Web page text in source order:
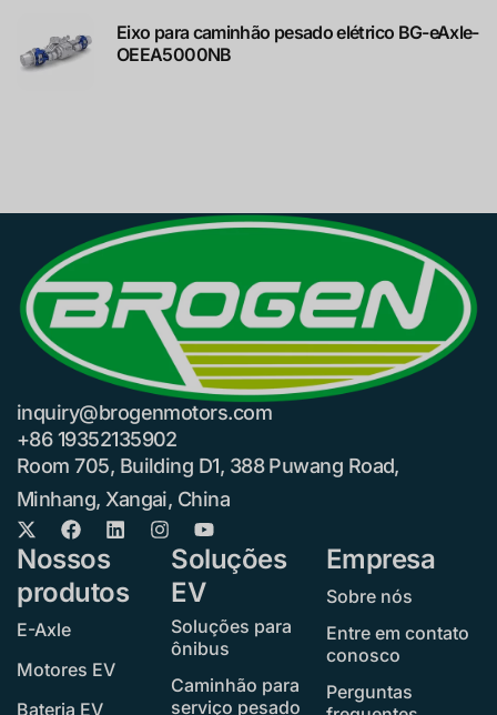
Eixo para caminhão pesado elétrico BG-eAxle-
OEEA5000NB
inquiry@brogenmotors.com
+86 19352135902
Room 705, Building D1, 388 Puwang Road,
Minhang, Xangai, China
Nossos
produtos
E-Axle
Motores EV
Bateria EV
Soluções
EV
Soluções para
ônibus
Caminhão para
serviço pesado
Empresa
Sobre nós
Entre em contato
conosco
Perguntas